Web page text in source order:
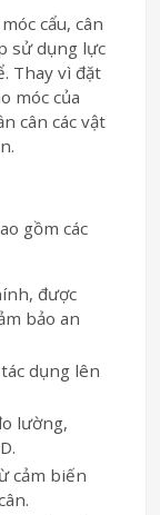
cẩu, cân
sử dụng lực
Thay vì đặt
móc của
cân các vật
gồm các
được
bảo an
dụng lên
lường,
cảm biến